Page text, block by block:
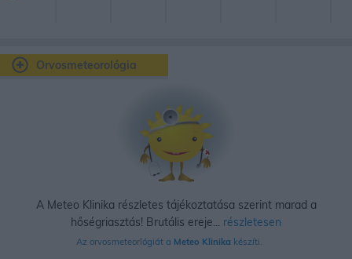
Orvosmeteorológia
A Meteo Klinika részletes tájékoztatása szerint marad a
hőségriasztás! Brutális ereje... részletesen
Az orvosmeteorlógiát a Meteo Klinika készíti.